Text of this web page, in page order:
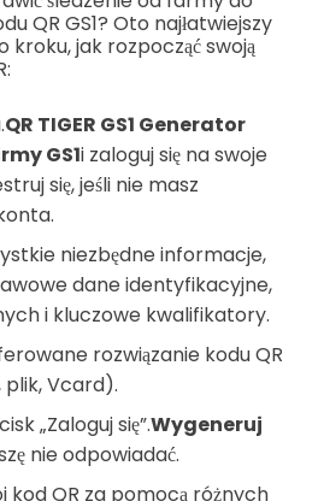
QR GS1? Oto najłatwiejszy
jak rozpocząć swoją
QR TIGER GS1 Generator
GS1i zaloguj się na swoje
się, jeśli nie masz
niezbędne informacje,
dane identyfikacyjne,
i kluczowe kwalifikatory.
rozwiązanie kodu QR
plik, Vcard).
„Zaloguj się”.Wygeneruj
nie odpowiadać.
kod QR za pomocą różnych